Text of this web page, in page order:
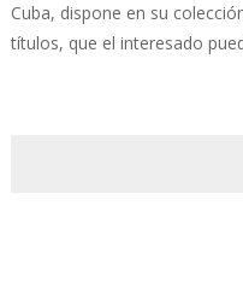
Cuba, dispone en su
títulos, que el interesado